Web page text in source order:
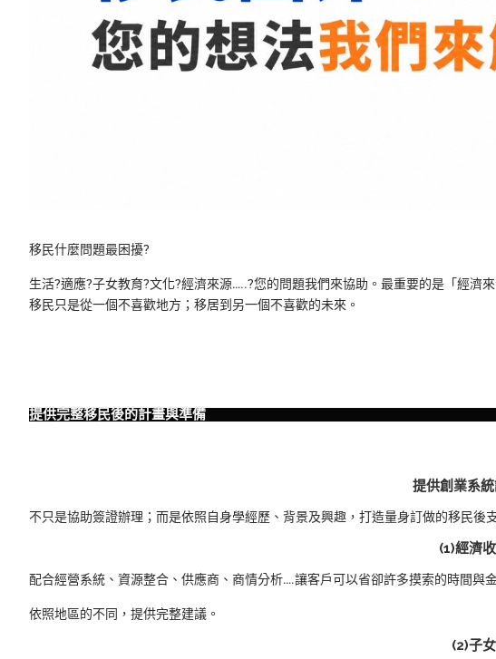
移民什麼問題最困擾?
生活?適應?子女教育?文化?經濟來源…..?您的問題我們來協助。最重要的是「經濟
移民只是從一個不喜歡地方；移居到另一個不喜歡的未來。
提供完整移民後的計畫與準備
提供創業系
不只是協助簽證辦理；而是依照自身學經歷、背景及興趣，打造量身訂做的移民後
(1)經濟
配合經營系統、資源整合、供應商、商情分析….讓客戶可以省卻許多摸索的時間與
依照地區的不同，提供完整建議。
(2)子